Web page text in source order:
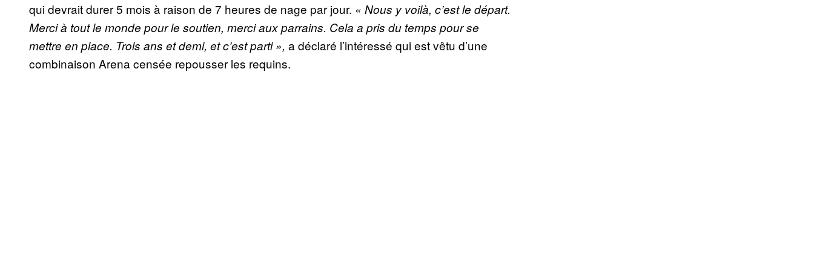
qui devrait durer 5 mois à raison de 7 heures de nage par jour. « Nous y voilà, c’est le départ.
Merci à tout le monde pour le soutien, merci aux parrains. Cela a pris du temps pour se
mettre en place. Trois ans et demi, et c’est parti», a déclaré l’intéressé qui est vêtu d’une
combinaison Arena censée repousser les requins.